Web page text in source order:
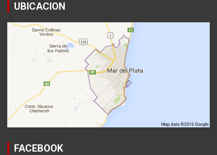
UBICACION
FACEBOOK